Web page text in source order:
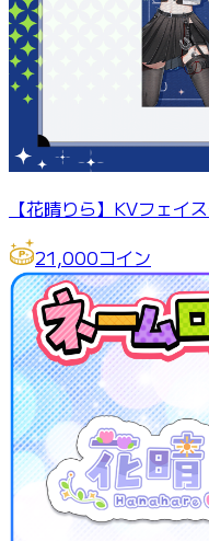
【花晴りら】KVフェイ
21,000コイン